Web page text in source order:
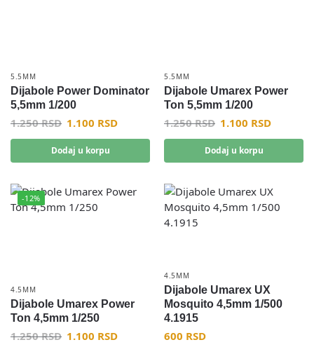
5.5MM
Dijabole Power Dominator
5,5mm 1/200
1.250RSD 1.100 RSD
Dodaj u korpu
5.5MM
Dijabole Umarex Power
Ton 5,5mm 1/200
1.250RSD 1.100 RSD
Dodaj u korpu
-12%
4.5MM
Dijabole Umarex Power
Ton 4,5mm 1/250
1.250RSD 1.100 RSD
4.5MM
Dijabole Umarex UX
Mosquito 4,5mm 1/500
4.1915
600 RSD